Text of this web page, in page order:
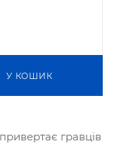
У КОШИК
привертає гравців